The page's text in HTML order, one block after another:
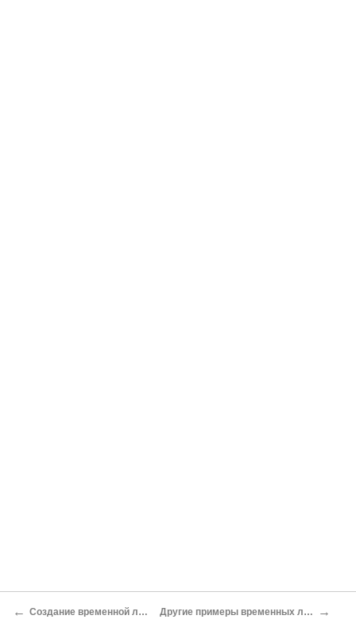
← Создание временной линии Другие примеры временных линий →